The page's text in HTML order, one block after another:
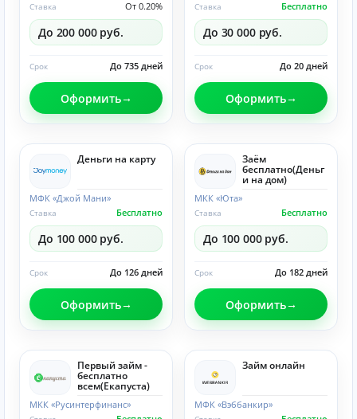
От 0.20%
Ставка
До 200 000 руб.
До 735 дней
Срок
Оформить
Бесплатно
Ставка
До 30 000 руб.
До 20 дней
Срок
Оформить
Деньги на карту
МФК «Джой Мани»
Бесплатно
Ставка
До 100 000 руб.
До 126 дней
Срок
Оформить
Заём
бесплатно(Деньг
и на дом)
МКК «Юта»
Бесплатно
Ставка
До 100 000 руб.
До 182 дней
Срок
Оформить
Первый займ -
бесплатно
всем(Eкапуста)
МКК «Русинтерфинанс»
Займ онлайн
МФК «Вэббанкир»